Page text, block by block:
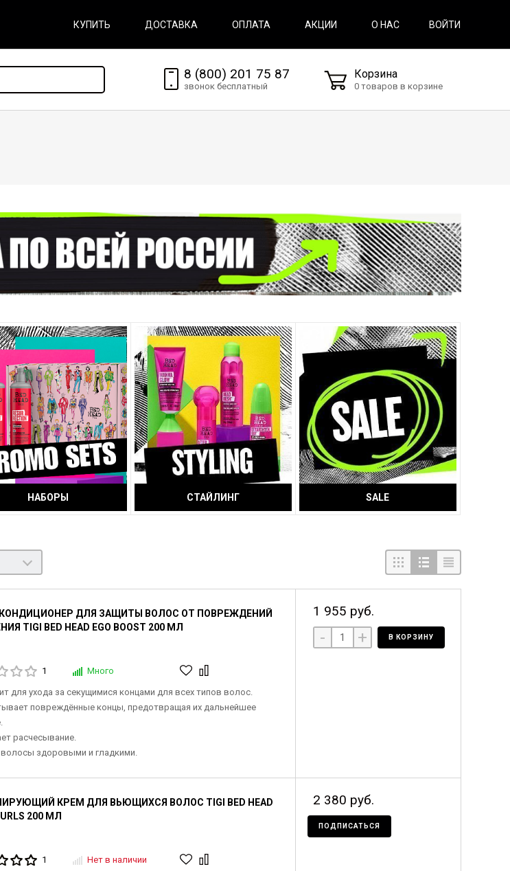
КУПИТЬ ДОСТАВКА ОПЛАТА АКЦИИ О НАС ВОЙТИ
8 (800) 201 75 87
звонок бесплатный
Корзина
0 товаров в корзине
НАБОРЫ СТАЙЛИНГ SALE
ДЛЯ ЗАЩИТЫ ВОЛОС ОТ ПОВРЕЖДЕНИЙ
TIGI BED HEAD EGO BOOST 200 МЛ
1 Много
для ухода за секущимися концами для всех типов волос.
повреждённые концы, предотвращая их дальнейшее
расчесывание.
здоровыми и гладкими.
1 955 руб.
- + В КОРЗИНУ
КРЕМ ДЛЯ ВЬЮЩИХСЯ ВОЛОС TIGI BED HEAD
200 МЛ
1 Нет в наличии
2 380 руб.
ПОДПИСАТЬСЯ